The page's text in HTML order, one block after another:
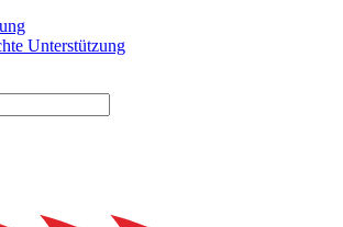
Unterstützung